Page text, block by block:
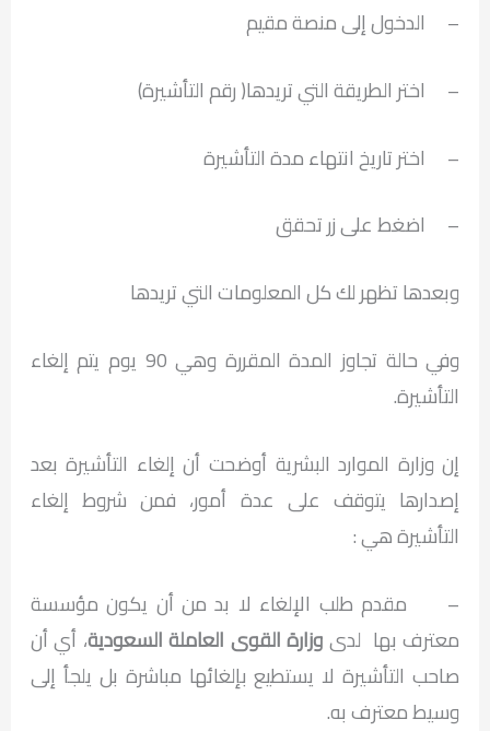
– الدخول إلى منصة مقيم
– اختر الطريقة التي تريدها( رقم التأشيرة)
– اختر تاريخ انتهاء مدة التأشيرة
– اضغط على زر تحقق
وبعدها تظهر لك كل المعلومات التي تريدها
وفي حالة تجاوز المدة المقررة وهي 90 يوم يتم إلغاء
التأشيرة.
إن وزارة الموارد البشرية أوضحت أن إلغاء التأشيرة بعد
إصدارها يتوقف على عدة أمور، فمن شروط إلغاء
التأشيرة هي :
– مقدم طلب الإلغاء لا بد من أن يكون مؤسسة
معترف بها لدىوزارة القوى العاملة السعودية، أي أن
صاحب التأشيرة لا يستطيع بإلغائها مباشرة بل يلجأ إلى
وسيط معترف به.